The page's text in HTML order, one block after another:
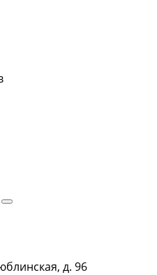
д. 96